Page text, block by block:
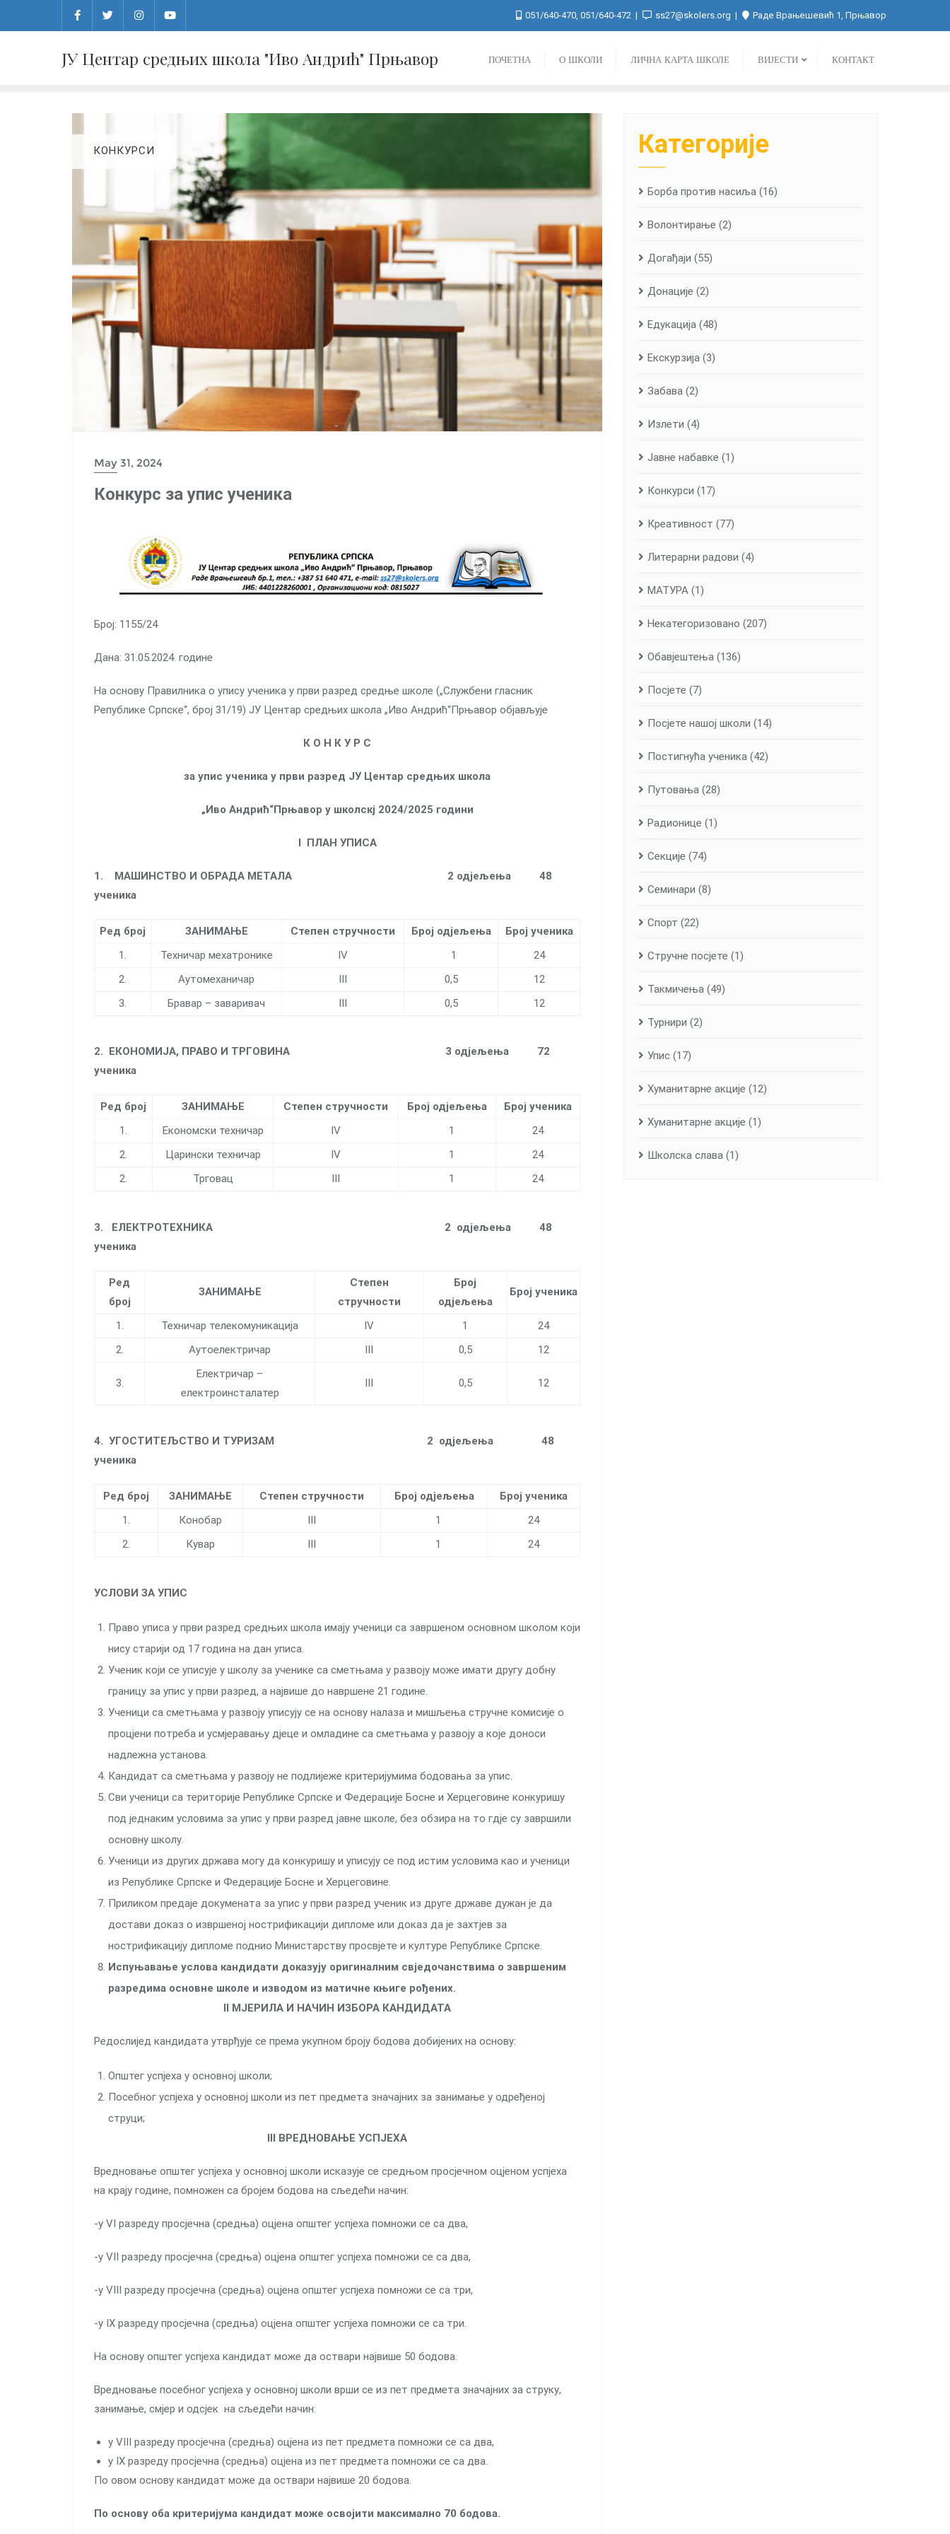
051/640-470, 051/640-472 ss27@skolers.org Раде Врањешевић 1, Прњавор
ЈУ Центар средњих школа "Иво Андрић" Прњавор ПОЧЕТНА О ШКОЛИ ЛИЧНА КАРТА ШКОЛЕ ВИЈЕСТИ КОНТАКТ
КОНКУРСИ
May 31, 2024
Конкурс за упис ученика
Број: 1155/24
Дана: 31.05.2024. године
На основу Правилника о упису ученика у први разред средње школе („Службени гласник
Републике Српске“, број 31/19) ЈУ Центар средњих школа „Иво Андрић“Прњавор објављује
К О Н К У Р С
за упис ученика у први разред ЈУ Центар средњих школа
„Иво Андрић“Прњавор у школскј 2024/2025 години
I ПЛАН УПИСА
1. МАШИНСТВО И ОБРАДА МЕТАЛА 2 одјељења 48
ученика
Ред број ЗАНИМАЊЕ Степен стручности Број одјељења
Број ученика
1.
Техничар мехатронике IV 1
24
2.
Аутомеханичар III 0,5
12
3.
Бравар – заваривач III 0,5 12
2.
ЕКОНОМИЈА, ПРАВО И ТРГОВИНА 3 одјељења 72
ученика
Ред број ЗАНИМАЊЕ Степен стручности Број одјељења
Број ученика
1.
Економски техничар IV 1
24
2.
Царински техничар IV 1
24
2.
Трговац 1 24
3. ЕЛЕКТРОТЕХНИКА 2 одјељењa 48
ученика
Ред
број
ЗАНИМАЊЕ
Степен
стручности
Број
одјељења
Број ученика
1. Техничар телекомуникација IV 1
24
2.
Аутоелектричар III 0,5 12
3.
Електричар –
електроинсталатер
III 0,5 12
4. УГОСТИТЕЉСТВО И ТУРИЗАМ 2 одјељења 48
ученика
Ред број ЗАНИМАЊЕ Степен стручности Број одјељења
Број ученика
1.
Конобар 1
24
2.
Кувар 1 24
УСЛОВИ ЗА УПИС
Право уписа у први разред средњих школа имају ученици са завршеном основном школом који
нису старији од 17 година на дан уписа.
Ученик који се уписује у школу за ученике са сметњама у развоју може имати другу добну
границу за упис у први разред, а највише до навршене 21 године.
Ученици са сметњама у развоју уписују се на основу налаза и мишљења стручне комисије о
процјени потреба и усмјеравању дјеце и омладине са сметњама у развоју а које доноси
надлежна установа.
Кандидат са сметњама у развоју не подлијеже критеријумима бодовања за упис.
Сви ученици са територије Републике Српске и Федерације Босне и Херцеговине конкуришу
под једнаким условима за упис у први разред јавне школе, без обзира на то гдје су завршили
основну школу.
Ученици из других држава могу да конкуришу и уписују се под истим условима као и ученици
из Републике Српске и Федерације Босне и Херцеговине.
Приликом предаје докумената за упис у први разред ученик из друге државе дужан је да
достави доказ о извршеној нострификацији дипломе или доказ да је захтјев за
нострификацију дипломе поднио Министарству просвјете и културe Републике Српске.
Испуњавање услова кандидати доказују оригиналним свједочанствима о завршеним
разредима основне школе и изводом из матичне књиге рођених.
II МЈЕРИЛА И НАЧИН ИЗБОРА КАНДИДАТА
Редослијед кандидата утврђује се према укупном броју бодова добијених на основу:
Општег успјеха у основној школи;
Посебног успјеха у основној школи из пет предмета значајних за занимање у одређеној
струци;
III ВРЕДНОВАЊЕ УСПЈЕХА
Вредновање општег успјеха у основној школи исказује се средњом просјечном оцјеном успјеха
на крају године, помножен са бројем бодова на сљедећи начин:
-у VI разреду просјечна (средња) оцјена општег успјеха помножи се са два,
-у VII разреду просјечна (средња) оцјена општег успјеха помножи се са два,
-у VIII разреду просјечна (средња) оцјена општег успјеха помножи се са три,
-у IX разреду просјечна (средња) оцјена општег успјеха помножи се са три.
На основу општег успјеха кандидат може да оствари највише 50 бодова.
Вредновање посебног успјеха у основној школи врши се из пет предмета значајних за струку,
занимање, смјер и одсјек на сљедећи начин:
у VIII разреду просјечна (средња) оцјена из пет предмета помножи се са два,
у IX разреду просјечна (средња) оцјена из пет предмета помножи се са два.
По овом основу кандидат може да оствари највише 20 бодова.
По основу оба критеријума кандидат може освојити максимално 70 бодова.
Категорије
Борба против насиља (16)
Волонтирање (2)
Догађаји (55)
Донације (2)
Едукација (48)
Екскурзија (3)
Забава (2)
Излети (4)
Јавне набавке (1)
Конкурси (17)
Креативност (77)
Литерарни радови (4)
МАТУРА (1)
Некатегоризовано (207)
Обавјештења (136)
Посјете (7)
Посјете нашој школи (14)
Постигнућа ученика (42)
Путовања (28)
Радионице (1)
Секције (74)
Семинари (8)
Спорт (22)
Стручне посјете (1)
Такмичења (49)
Турнири (2)
Упис (17)
Хуманитарне aкције (12)
Хуманитарне акције (1)
Школска слава (1)